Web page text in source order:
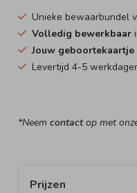
Unieke bewaarbundel
Volledig bewerkbaar
Jouw geboortekaartje
Levertijd 4-5
*Neem contactop met
Prijzen